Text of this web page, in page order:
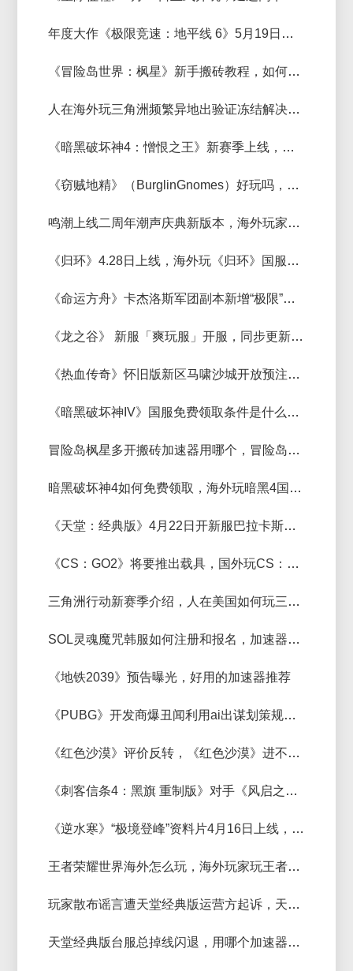
年度大作《极限竞速：地平线 6》5月19日正式上线，飙车卡顿加速器推荐
《冒险岛世界：枫星》新手搬砖教程，如何快速收益？
人在海外玩三角洲频繁异地出验证冻结解决方法
《暗黑破坏神4：憎恨之王》新赛季上线，好用的加速器推荐
《窃贼地精》（BurglinGnomes）好玩吗，窃贼地精多人联机卡顿用什么加速器？
鸣潮上线二周年潮声庆典新版本，海外玩家延迟高用什么加速器？
《归环》4.28日上线，海外玩《归环》国服加速器推荐
《命运方舟》卡杰洛斯军团副本新增“极限”模式，《命运方舟》好用的加速器推荐
《龙之谷》 新服「爽玩服」开服，同步更新春日爽玩季
《热血传奇》怀旧版新区马啸沙城开放预注册，海外玩《热血传奇》怀旧版加速器推荐
《暗黑破坏神IV》国服免费领取条件是什么，海外玩家能免费领吗？
冒险岛枫星多开搬砖加速器用哪个，冒险岛枫星免费好用的加速器推荐
暗黑破坏神4如何免费领取，海外玩暗黑4国服加速器推荐
《天堂：经典版》4月22日开新服巴拉卡斯的巢穴，好用的加速器推荐
《CS：GO2》将要推出载具，国外玩CS：GO用什么加速器不卡顿
三角洲行动新赛季介绍，人在美国如何玩三角洲行动国服全新赛季
SOL灵魂魔咒韩服如何注册和报名，加速器用哪个好
《地铁2039》预告曝光，好用的加速器推荐
《PUBG》开发商爆丑闻利用ai出谋划策规避给《深海迷航》工作室奖金
《红色沙漠》评价反转，《红色沙漠》进不去，延迟高，卡顿用什么加速器
《刺客信条4：黑旗 重制版》对手《风启之旅》抢先体验，《风启之旅》加速器推荐
《逆水寒》“极境登峰”资料片4月16日上线，海外回国加速器推荐
王者荣耀世界海外怎么玩，海外玩家玩王者荣耀世界用什么加速器？
玩家散布谣言遭天堂经典版运营方起诉，天堂经典版进不去用什么加速器好？
天堂经典版台服总掉线闪退，用哪个加速器的独享ip好？